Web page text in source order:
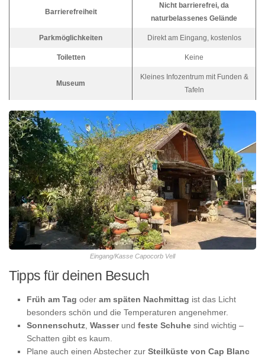
Barrierefreiheit
Nicht barrierefrei, da
naturbelassenes Gelände
Parkmöglichkeiten Direkt am Eingang, kostenlos
Toiletten Keine
Museum
Kleines Infozentrum mit Funden &
Tafeln
Eingang/Kasse Capocorb Vell
Tipps für deinen Besuch
Früh am Tag oder am späten Nachmittag ist das Licht
besonders schön und die Temperaturen angenehmer.
Sonnenschutz, Wasserund feste Schuhe sind wichtig –
Schatten gibt es kaum.
Plane auch einen Abstecher zur Steilküste von Cap Blanc